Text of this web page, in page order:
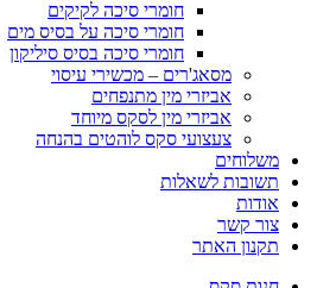
חומרי סיכה לקיקים
חומרי סיכה על בסיס מים
חומרי סיכה בסיס סיליקון
מסאג'רים – מכשירי עיסוי
אביזרי מין מתנפחים
אביזרי מין לסקס מיוחד
צעצועי סקס לוהטים בהנחה
משלוחים
תשובות לשאלות
אודות
צור קשר
תקנון האתר